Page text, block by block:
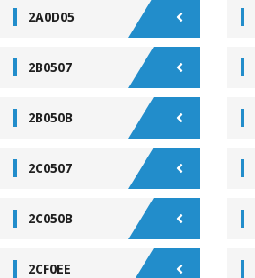
2A0D05
2B0507
2B050B
2C0507
2C050B
2CF0EE